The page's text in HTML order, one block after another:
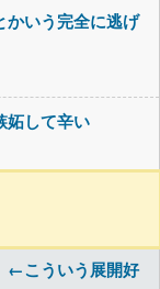
かいう完全に逃げ
妬して辛い
←こういう展開好